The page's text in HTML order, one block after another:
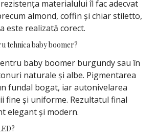
materialului îl fac adecvat
almond, coffin și chiar stiletto,
este realizată corect.
tehnica baby boomer?
baby boomer burgundy sau în
naturale și albe. Pigmentarea
fundal bogat, iar autonivelarea
fine și uniforme. Rezultatul final
elegant și modern.